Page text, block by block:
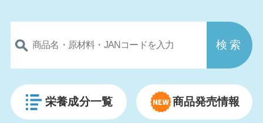
栄養成分一覧 商品発売情報